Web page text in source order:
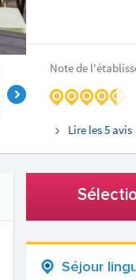
Note de
Lire les5 avis
Séjour